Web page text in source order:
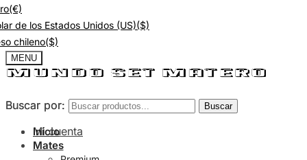
(€)
de los Estados Unidos (US)($)
chileno($)
MENU
Buscar por: Buscar
Mi cuenta
Buscar por: Buscar
Inicio
Mates